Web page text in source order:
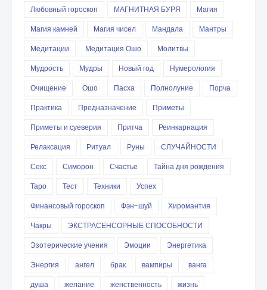
Любовный гороскоп
МАГНИТНАЯ БУРЯ
Магия
Магия камней
Магия чисел Мандала
Мантры
Медитации
Медитация Ошо
Молитвы
Мудрость
Мудры Новый год
Нумерология
Очищение
Ошо Пасха Полнолуние
Порча
Практика
Предназначение
Приметы
Приметы и суеверия
Притча
Реинкарнация
Релаксация
Ритуал Руны
СЛУЧАЙНОСТИ
Секс
Симорон Счастье
Тайна дня рождения
Таро
Тест Техники
Успех
Финансовый гороскоп
Фэн-шуй
Хиромантия
Чакры
ЭКСТРАСЕНСОРНЫЕ СПОСОБНОСТИ
Эзотерические учения
Эмоции
Энергетика
Энергия
ангел брак вампиры
ванга
душа
желание женственность
жизнь